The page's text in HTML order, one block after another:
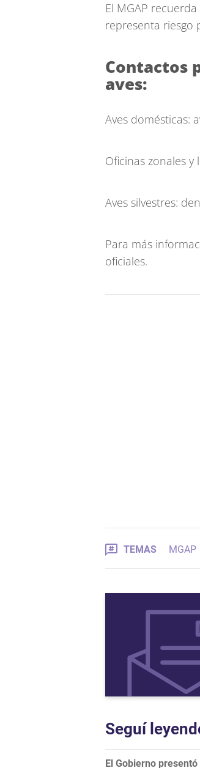
El MGAP
representa riesgo
Contactos
aves:
Aves domésticas:
Oficinas zonales
Aves silvestres:
Para más
oficiales.
TEMAS MGAP
Seguí
El Gobierno